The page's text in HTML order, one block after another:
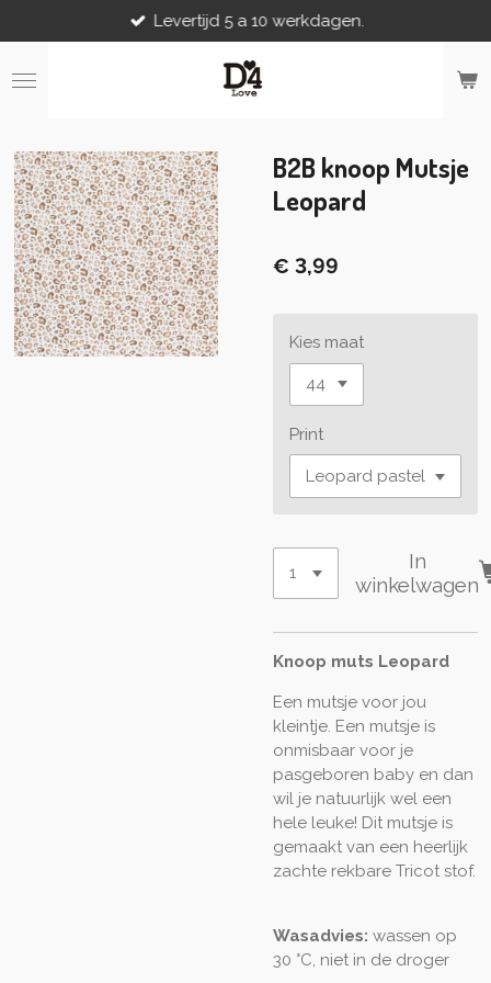
direct
naar
de
Levertijd 5 a 10 werkdagen.
B2B knoop Mutsje
Leopard
€ 3,99
Kies maat
Print
In
winkelwagen
Knoop muts Leopard
Een mutsje voor jou
kleintje. Een mutsje is
onmisbaar voor je
pasgeboren baby en dan
wil je natuurlijk wel een
hele leuke! Dit mutsje is
gemaakt van een heerlijk
zachte rekbare Tricot stof.
Wasadvies: wassen op
30 °C, niet in de droger